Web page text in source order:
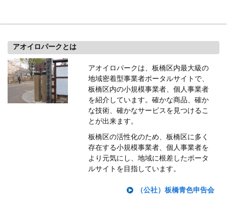
アオイロパークとは
アオイロパークは、板橋区内最大級の
地域密着型事業者ポータルサイトで、
板橋区内の小規模事業者、個人事業者
を紹介しています。確かな商品、確か
な技術、確かなサービスを見つけるこ
とが出来ます。
板橋区の活性化のため、板橋区に多く
存在する小規模事業者、個人事業者を
より元気にし、地域に根差したポータ
ルサイトを目指しています。
（公社）板橋青色申告会